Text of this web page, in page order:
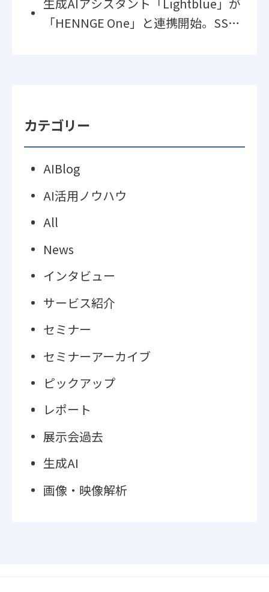
ト「Lightblue」の運用を開始
「HENNGE One」と連携開始。SSO
カテゴリー
AIBlog
AI活用ノウハウ
All
News
インタビュー
サービス紹介
セミナー
セミナーアーカイブ
ピックアップ
レポート
展示会過去
生成AI
画像・映像解析